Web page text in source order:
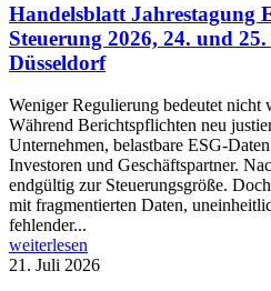
Handelsblatt Jahrestagung
Steuerung 2026, 24. und
Düsseldorf
Weniger Regulierung bedeutet nicht
Während Berichtspflichten neu
Unternehmen, belastbare ESG-
Investoren und Geschäftspartner.
endgültig zur Steuerungsgröße.
mit fragmentierten Daten,
fehlender...
weiterlesen
21. Juli 2026